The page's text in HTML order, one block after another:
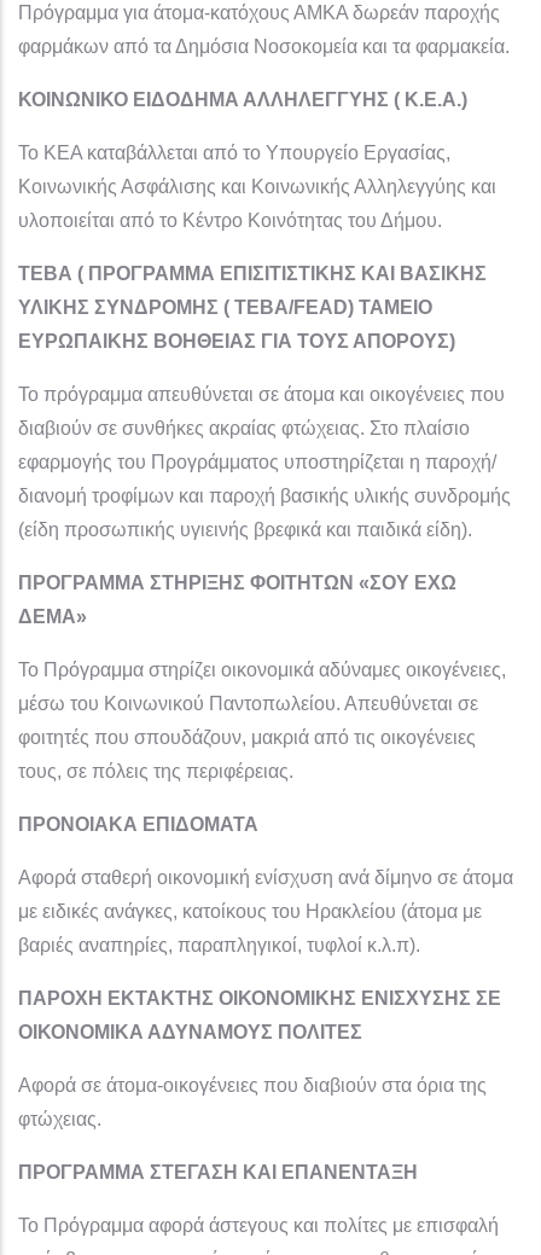
Πρόγραμμα για άτομα-κατόχους ΑΜΚΑ δωρεάν παροχής
φαρμάκων από τα Δημόσια Νοσοκομεία και τα φαρμακεία.
ΚΟΙΝΩΝΙΚΟ ΕΙΔΟΔΗΜΑ ΑΛΛΗΛΕΓΓΥΗΣ ( Κ.Ε.Α.)
Το ΚΕΑ καταβάλλεται από το Υπουργείο Εργασίας,
Κοινωνικής Ασφάλισης και Κοινωνικής Αλληλεγγύης και
υλοποιείται από το Κέντρο Κοινότητας του Δήμου.
ΤΕΒΑ ( ΠΡΟΓΡΑΜΜΑ ΕΠΙΣΙΤΙΣΤΙΚΗΣ ΚΑΙ ΒΑΣΙΚΗΣ
ΥΛΙΚΗΣ ΣΥΝΔΡΟΜΗΣ ( ΤΕΒΑ/FEAD) ΤΑΜΕΙΟ
ΕΥΡΩΠΑΙΚΗΣ ΒΟΗΘΕΙΑΣ ΓΙΑ ΤΟΥΣ ΑΠΟΡΟΥΣ)
Το πρόγραμμα απευθύνεται σε άτομα και οικογένειες που
διαβιούν σε συνθήκες ακραίας φτώχειας. Στο πλαίσιο
εφαρμογής του Προγράμματος υποστηρίζεται η παροχή/
διανομή τροφίμων και παροχή βασικής υλικής συνδρομής
(είδη προσωπικής υγιεινής βρεφικά και παιδικά είδη).
ΠΡΟΓΡΑΜΜΑ ΣΤΗΡΙΞΗΣ ΦΟΙΤΗΤΩΝ «ΣΟΥ ΕΧΩ
ΔΕΜΑ»
Το Πρόγραμμα στηρίζει οικονομικά αδύναμες οικογένειες,
μέσω του Κοινωνικού Παντοπωλείου. Απευθύνεται σε
φοιτητές που σπουδάζουν, μακριά από τις οικογένειες
τους, σε πόλεις της περιφέρειας.
ΠΡΟΝΟΙΑΚΑ ΕΠΙΔΟΜΑΤΑ
Αφορά σταθερή οικονομική ενίσχυση ανά δίμηνο σε άτομα
με ειδικές ανάγκες, κατοίκους του Ηρακλείου (άτομα με
βαριές αναπηρίες, παραπληγικοί, τυφλοί κ.λ.π).
ΠΑΡΟΧΗ ΕΚΤΑΚΤΗΣ ΟΙΚΟΝΟΜΙΚΗΣ ΕΝΙΣΧΥΣΗΣ ΣΕ
ΟΙΚΟΝΟΜΙΚΑ ΑΔΥΝΑΜΟΥΣ ΠΟΛΙΤΕΣ
Αφορά σε άτομα-οικογένειες που διαβιούν στα όρια της
φτώχειας.
ΠΡΟΓΡΑΜΜΑ ΣΤΕΓΑΣΗ ΚΑΙ ΕΠΑΝΕΝΤΑΞΗ
Το Πρόγραμμα αφορά άστεγους και πολίτες με επισφαλή